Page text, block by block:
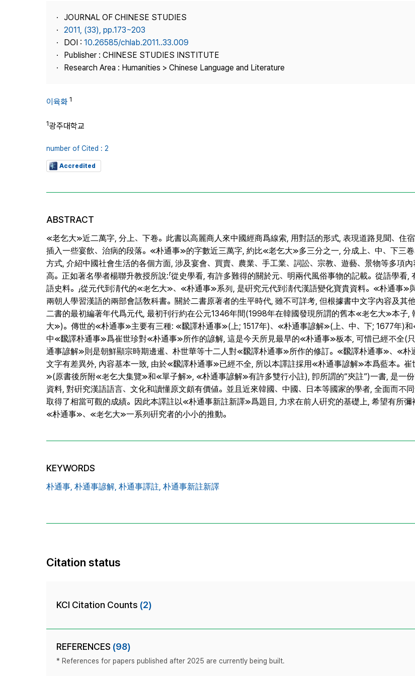
Journal Information
Publisher
Contact Us
JOURNAL OF CHINESE STUDIES
2011, (33), pp.173~203
DOI : 10.26585/chlab.2011..33.009
Publisher : CHINESE STUDIES INSTITUTE
Research Area : Humanities > Chinese Language and Literature
이육화 1
1광주대학교
number of Cited : 2
Accredited
ABSTRACT
≪老乞大≫近二萬字, 分上、下卷。此書以高麗商人來中國經商爲線索, 用對話的形式, 表現道路見聞、住
插入一些宴飲、治病的段落。≪朴通事≫的字數近三萬字, 約比≪老乞大≫多三分之一, 分成上、中、下三
方式, 介紹中國社會生活的各個方面, 涉及宴會、買賣、農業、手工業、詞訟、宗教、遊藝、景物等多項
高。正如著名學者楊聯升教授所說:「從史學看, 有許多難得的關於元、明兩代風俗事物的記載。從語學看,
語史料。」從元代到淸代的≪老乞大≫、≪朴通事≫系列, 是硏究元代到淸代漢語變化寶貴資料。≪朴通事
兩朝人學習漢語的兩部會話敎科書。關於二書原著者的生平時代, 雖不可詳考, 但根據書中文字內容及其
二書的最初編著年代爲元代, 最初刊行約在公元1346年間(1998年在韓國發現所謂的舊本≪老乞大≫本子,
大≫)。傳世的≪朴通事≫主要有三種: ≪飜譯朴通事≫(上; 1517年)、≪朴通事諺解≫(上、中、下; 1677年)
中≪飜譯朴通事≫爲崔世珍對≪朴通事≫所作的諺解, 這是今天所見最早的≪朴通事≫板本, 可惜已經不全(
通事諺解≫則是朝鮮顯宗時期邊暹、朴世華等十二人對≪飜譯朴通事≫所作的修訂。≪飜譯朴通事≫、≪朴
文字有差異外, 內容基本一致, 由於≪飜譯朴通事≫已經不全, 所以本譯註採用≪朴通事諺解≫本爲藍本。
≫(原書後所附≪老乞大集覽≫和≪單子解≫, ≪朴通事諺解≫有許多雙行小註), 卽所謂的“夾註”)一書, 是一份
資料, 對硏究漢語語言、文化和讀懂原文頗有價値。並且近來韓國、中國、日本等國家的學者, 全面而不
取得了相當可觀的成績。因此本譯註以≪朴通事新註新譯≫爲題目, 力求在前人硏究的基礎上, 希望有所彌
≪朴通事≫、≪老乞大≫一系列硏究者的小小的推動。
KEYWORDS
朴通事, 朴通事諺解, 朴通事譯註, 朴通事新註新譯
Citation status
KCI Citation Counts (2)
REFERENCES (98)
* References for papers published after 2025 are currently being built.